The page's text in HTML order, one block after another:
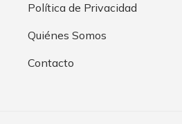
Política de Privacidad
Quiénes Somos
Contacto